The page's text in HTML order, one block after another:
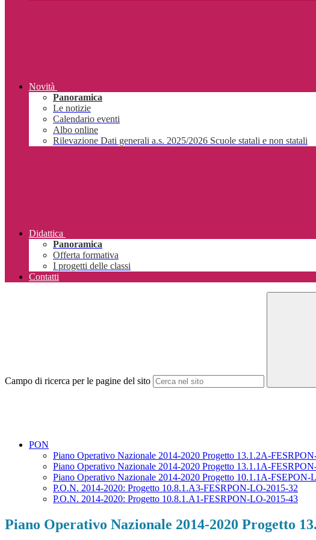
Novità
Panoramica
Le notizie
Calendario eventi
Albo online
Rilevazione Dati generali a.s. 2025/2026 Scuole statali e non statali
Didattica
Panoramica
Offerta formativa
I progetti delle classi
Contatti
Campo di ricerca per le pagine del sito
PON
Piano Operativo Nazionale 2014-2020 Progetto 13.1.2A-
Piano Operativo Nazionale 2014-2020 Progetto 13.1.1A-
Piano Operativo Nazionale 2014-2020 Progetto 10.1.1A-FSEPON-
P.O.N. 2014-2020: Progetto 10.8.1.A3-FESRPON-LO-2015-32
P.O.N. 2014-2020: Progetto 10.8.1.A1-FESRPON-LO-2015-43
Piano Operativo Nazionale 2014-2020 Progetto